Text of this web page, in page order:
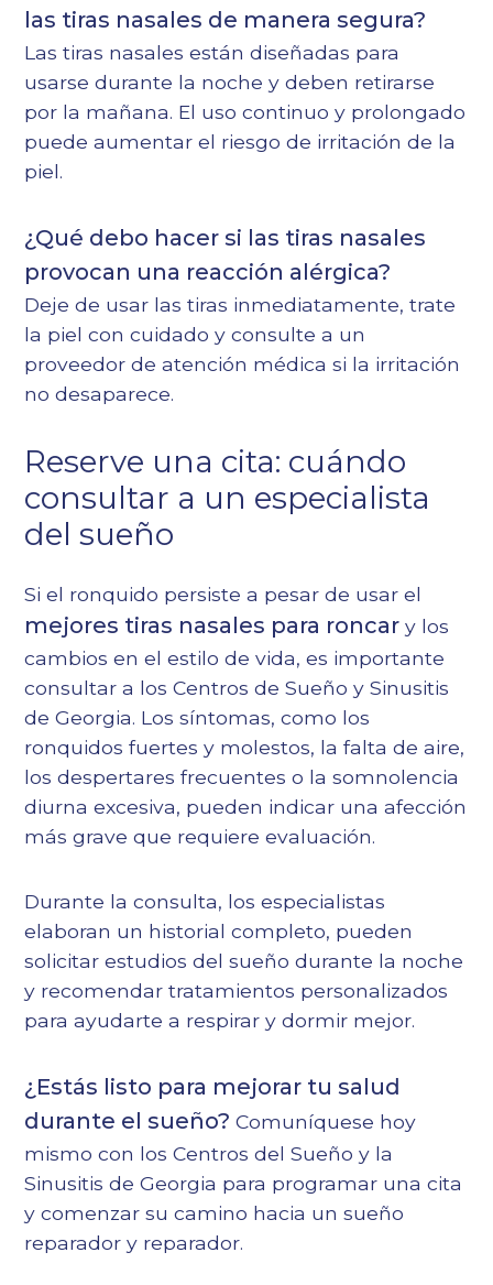
las tiras nasales de manera segura?
Las tiras nasales están diseñadas para
usarse durante la noche y deben retirarse
por la mañana. El uso continuo y prolongado
puede aumentar el riesgo de irritación de la
piel.
¿Qué debo hacer si las tiras nasales
provocan una reacción alérgica?
Deje de usar las tiras inmediatamente, trate
la piel con cuidado y consulte a un
proveedor de atención médica si la irritación
no desaparece.
Reserve una cita: cuándo
consultar a un especialista
del sueño
Si el ronquido persiste a pesar de usar el
mejores tiras nasales para roncar y los
cambios en el estilo de vida, es importante
consultar a los Centros de Sueño y Sinusitis
de Georgia. Los síntomas, como los
ronquidos fuertes y molestos, la falta de aire,
los despertares frecuentes o la somnolencia
diurna excesiva, pueden indicar una afección
más grave que requiere evaluación.
Durante la consulta, los especialistas
elaboran un historial completo, pueden
solicitar estudios del sueño durante la noche
y recomendar tratamientos personalizados
para ayudarte a respirar y dormir mejor.
¿Estás listo para mejorar tu salud
durante el sueño? Comuníquese hoy
mismo con los Centros del Sueño y la
Sinusitis de Georgia para programar una cita
y comenzar su camino hacia un sueño
reparador y reparador.